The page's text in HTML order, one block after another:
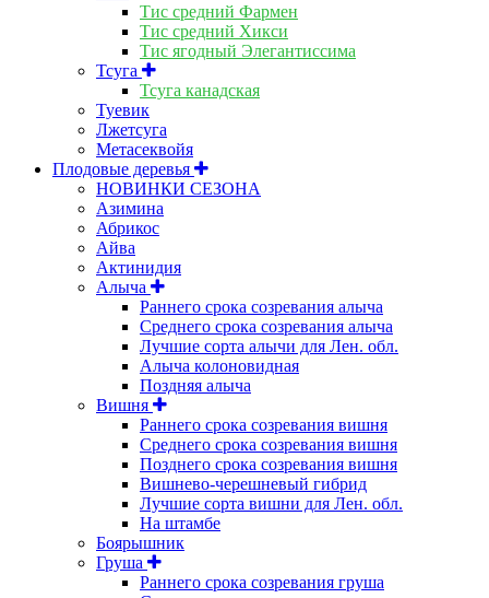
Тис средний Фармен
Тис средний Хикси
Тис ягодный Элегантиссима
Тсуга
Тсуга канадская
Туевик
Лжетсуга
Метасеквойя
Плодовые деревья
НОВИНКИ СЕЗОНА
Азимина
Абрикос
Айва
Актинидия
Алыча
Раннего срока созревания алыча
Среднего срока созревания алыча
Лучшие сорта алычи для Лен. обл.
Алыча колоновидная
Поздняя алыча
Вишня
Раннего срока созревания вишня
Среднего срока созревания вишня
Позднего срока созревания вишня
Вишнево-черешневый гибрид
Лучшие сорта вишни для Лен. обл.
На штамбе
Боярышник
Груша
Раннего срока созревания груша